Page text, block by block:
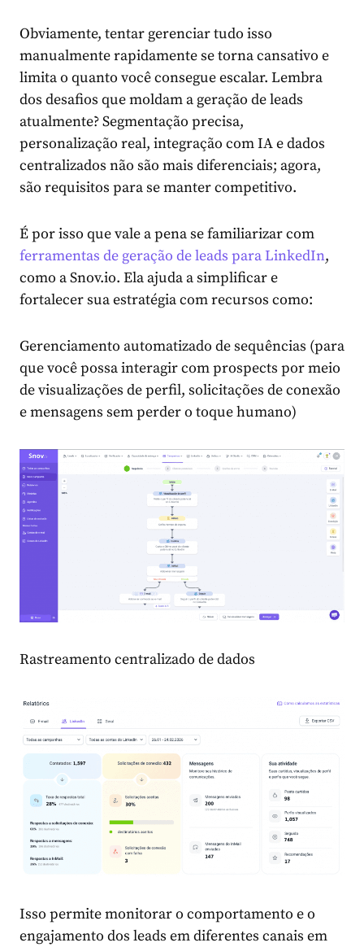
Obviamente, tentar gerenciar tudo isso
manualmente rapidamente se torna cansativo e
limita o quanto você consegue escalar. Lembra
dos desafios que moldam a geração de leads
atualmente? Segmentação precisa,
personalização real, integração com IA e dados
centralizados não são mais diferenciais; agora,
são requisitos para se manter competitivo.
É por isso que vale a pena se familiarizar com
ferramentas de geração de leads para LinkedIn,
como a Snov.io. Ela ajuda a simplificar e
fortalecer sua estratégia com recursos como:
Gerenciamento automatizado de sequências (para
que você possa interagir com prospects por meio
de visualizações de perfil, solicitações de conexão
e mensagens sem perder o toque humano)
Rastreamento centralizado de dados
Isso permite monitorar o comportamento e o
engajamento dos leads em diferentes canais em